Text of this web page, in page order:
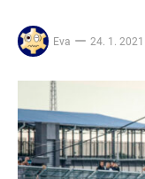
Eva 24. 1. 2021